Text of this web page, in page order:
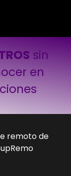
sin
en
remoto de